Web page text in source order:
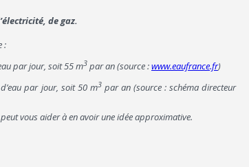
de gaz.
:
par jour, soit 55 m3 par an (source :www.eaufrance.fr)
par jour, soit 50 m3 par an (source : schéma directeur
vous aider à en avoir une idée approximative.